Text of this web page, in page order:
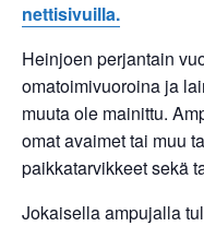
nettisivuilla.
Heinjoen perjantain
omatoimivuoroina ja
muuta ole mainittu.
omat avaimet tai muu
paikkatarvikkeet sekä
Jokaisella ampujalla